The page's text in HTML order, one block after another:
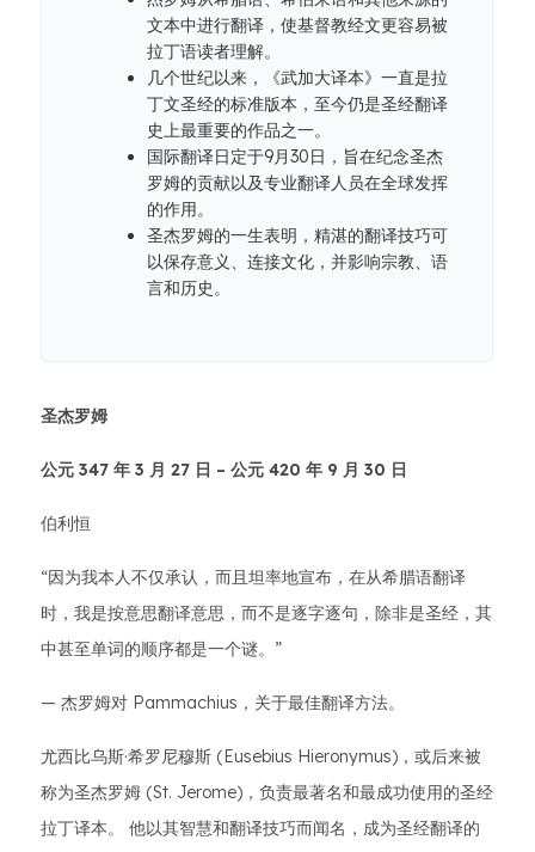
文本中进行翻译，使基督教经文更容易被
拉丁语读者理解。
几个世纪以来，《武加大译本》一直是拉
丁文圣经的标准版本，至今仍是圣经翻译
史上最重要的作品之一。
国际翻译日定于9月30日，旨在纪念圣杰
罗姆的贡献以及专业翻译人员在全球发挥
的作用。
圣杰罗姆的一生表明，精湛的翻译技巧可
以保存意义、连接文化，并影响宗教、语
言和历史。
圣杰罗姆
公元 347 年 3 月 27 日 – 公元 420 年 9 月 30 日
伯利恒
“因为我本人不仅承认，而且坦率地宣布，在从希腊语翻译
时，我是按意思翻译意思，而不是逐字逐句，除非是圣经，其
中甚至单词的顺序都是一个谜。”
— 杰罗姆对 Pammachius，关于最佳翻译方法。
尤西比乌斯·希罗尼穆斯 (Eusebius Hieronymus)，或后来被
称为圣杰罗姆 (St. Jerome)，负责最著名和最成功使用的圣经
拉丁译本。 他以其智慧和翻译技巧而闻名，成为圣经翻译的